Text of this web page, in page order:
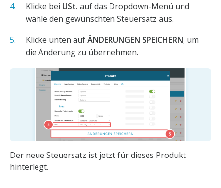
Klicke bei USt. auf das Dropdown-Menü und
wähle den gewünschten Steuersatz aus.
Klicke unten aufÄNDERUNGEN SPEICHERN, um
die Änderung zu übernehmen.
Der neue Steuersatz ist jetzt für dieses Produkt
hinterlegt.